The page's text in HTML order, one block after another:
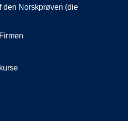
den Norskprøven (die